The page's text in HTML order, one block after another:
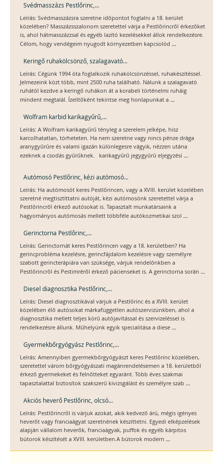
Svédmasszázs Pestlőrinc,...
Leírás: Svédmasszázsra szeretne időpontot foglalni a 18. kerület
közelében? Masszázsszalonom szeretettel várja a Pestlőrincről érkezőket
is, ahol hátmasszázzsal és egyéb lazító kezelésekkel állok rendelkezésre.
Célom, hogy vendégeim nyugodt környezetben kapcsolód ...
Keringő ruhakölcsönző, szalagavató...
Leírás: Cégünk 1994 óta foglalkozik ruhakölcsönzéssel, ruhakészítéssel.
Jelmezeink közt több, mint 2500 ruha található. Nálunk a szalagavató
ruhától kezdve a keringő ruhákon át a korabeli történelmi ruháig
mindent megtalál. Ízelítőként tekintse meg honlapunkat a ...
Wolfram karbid karikagyűrű,...
Leírás: A Wolfram karikagyűrű tényleg a szerelem jelképe, hisz
karcolhatatlan, törheteten. Ha nem szeretne vagy nincs pénze drága
aranygyűrűre és valami igazán különlegesre vágyik, nézzen utána
ezeknek a csodás gyűrűknek. karikagyűrű jegygyűrű eljegyzési ...
Autómosó Pestlőrinc, kézi autómosó...
Leírás: Ha autómosót keres Pestlőrincen, vagy a XVIII. kerület közelében
szeretné megtisztíttatni autóját, kézi autómosónk szeretettel várja a
Pestlőrincről érkező autósokat is. Tapasztalt munkatársaink a
hagyományos autómosás mellett többféle autókozmetikai szol ...
Gerinctorna Pestlőrinc,...
Leírás: Gerinctornát keres Pestlőrincen vagy a 18. kerületben? Ha
gerincprobléma kezelésre, gerincfájdalom kezelésre vagy személyre
szabott gerincterápiára van szüksége, várjuk rendelőnkben a
Pestlőrincről és Pestimréről érkező pácienseket is. A gerinctorna során ...
Diesel diagnosztika Pestlőrinc,...
Leírás: Diesel diagnosztikával várjuk a Pestlőrinc és a XVIII. kerület
közelében élő autósokat márkafüggetlen autószervizünkben, ahol a
diagnosztika mellett teljes körű autójavítással és szervizeléssel is
rendelkezésre állunk. Műhelyünk egyik specialitása a diese ...
Gyermekbőrgyógyász Pestlőrinc,...
Leírás: Amennyiben gyermekbőrgyógyászt keres Pestlőrinc közelében,
szeretettel várom bőrgyógyászati magánrendelésemen a 18. kerületből
érkező gyermekeket és felnőtteket egyaránt. Több éves szakmai
tapasztalattal biztosítok szakszerű kivizsgálást és személyre szab ...
Akciós heverő Pestlőrinc, olcsó...
Leírás: Pestlőrincről is várjuk azokat, akik kedvező árú, mégis igényes
heverőt vagy franciaágyat szeretnének készíttetni. Egyedi elképzelések
alapján vállalom heverők, franciaágyak, puffok és egyéb kárpitos
bútorok készítését a XVIII. kerületben.A bútorok modern ...